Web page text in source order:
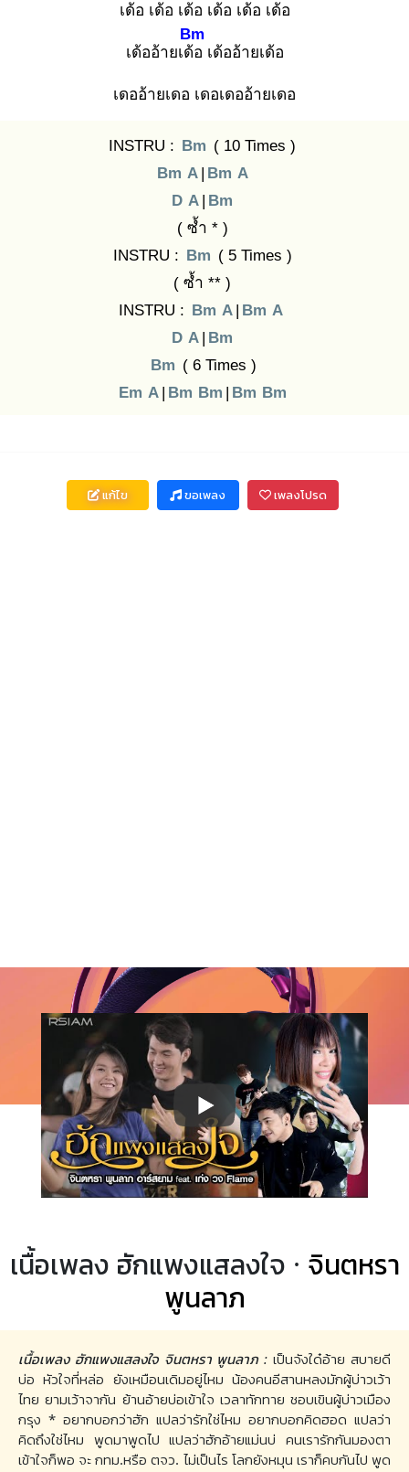
เด้อ เด้อ เด้อ เด้อ เด้อ เด้อ
เด้ออ้ายเด้อ
Bm
เด้ออ้ายเด้อ
เดออ้ายเดอ เดอเดออ้ายเดอ
INSTRU : Bm ( 10 Times )
Bm A | Bm A
D A | Bm
( ซ้ำ * )
INSTRU : Bm ( 5 Times )
( ซ้ำ ** )
INSTRU : Bm A | Bm A
D A | Bm
Bm ( 6 Times )
Em A | Bm Bm | Bm Bm
แก้ไข ขอเพลง เพลงโปรด
เนื้อเพลง ฮักแพงแสลงใจ · จินตหรา
พูนลาภ
เนื้อเพลง ฮักแพงแสลงใจ จินตหรา พูนลาภ :เป็นจังใด๋อ้าย สบายดี
บ่อ หัวใจที่หล่อ ยังเหมือนเดิมอยู่ไหม น้องคนอีสานหลงมักผู้บ่าวเว้า
ไทย ยามเว้าจากัน ย้านอ้ายบ่อเข้าใจ เวลาทักทาย ชอบเขินผู้บ่าวเมือง
กรุง * อยากบอกว่าฮัก แปลว่ารักใช่ไหม อยากบอกคิดฮอด แปลว่า
คิดถึงใช่ไหม พูดมาพูดไป แปลว่าฮักอ้ายแม่นบ่ คนเรารักกันมองตา
เข้าใจก็พอ จะ กทม.หรือ ตจว. ไม่เป็นไร โลกยังหมุน เราก็คบกันไป พูด